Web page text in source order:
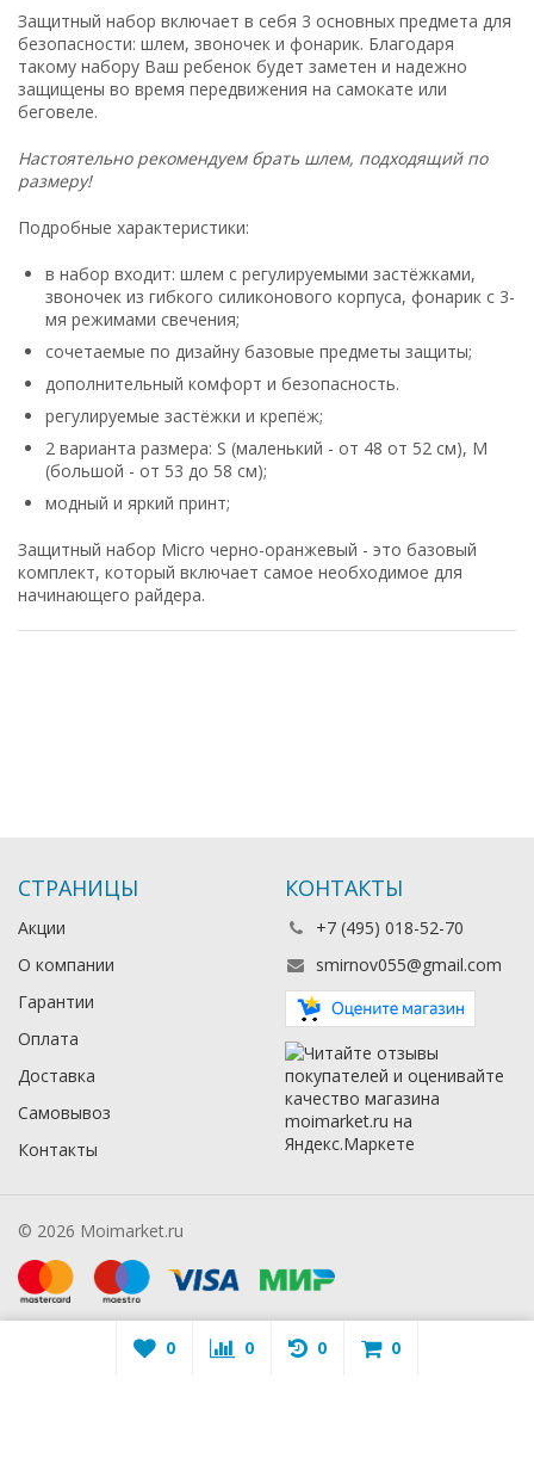
Защитный набор включает в себя 3 основных предмета для
безопасности: шлем, звоночек и фонарик. Благодаря
такому набору Ваш ребенок будет заметен и надежно
защищены во время передвижения на самокате или
беговеле.
Настоятельно рекомендуем брать шлем, подходящий по
размеру!
Подробные характеристики:
в набор входит: шлем c регулируемыми застёжками,
звоночек из гибкого силиконового корпуса, фонарик с 3-
мя режимами свечения;
сочетаемые по дизайну базовые предметы защиты;
дополнительный комфорт и безопасность.
регулируемые застёжки и крепёж;
2 варианта размера: S (маленький - от 48 от 52 см), M
(большой - от 53 до 58 см);
модный и яркий принт;
Защитный набор Micro черно-оранжевый - это базовый
комплект, который включает самое необходимое для
начинающего райдера.
СТРАНИЦЫ
Акции
О компании
Гарантии
Оплата
Доставка
Самовывоз
Контакты
КОНТАКТЫ
+7 (495) 018-52-70
smirnov055@gmail.com
© 2026 Moimarket.ru
0 0 0 0